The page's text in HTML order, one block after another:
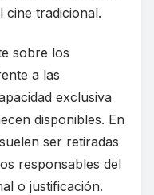
cine tradicional.
sobre los
a las
exclusiva
disponibles. En
ser retiradas
responsables del
o justificación.